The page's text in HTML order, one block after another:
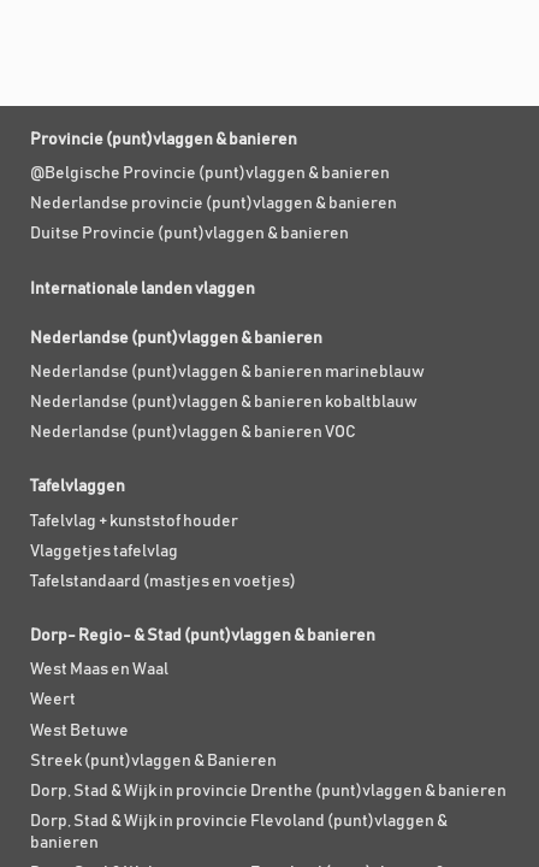
Provincie (punt)vlaggen & banieren
@Belgische Provincie (punt)vlaggen & banieren
Nederlandse provincie (punt)vlaggen & banieren
Duitse Provincie (punt)vlaggen & banieren
Internationale landen vlaggen
Nederlandse (punt)vlaggen & banieren
Nederlandse (punt)vlaggen & banieren marineblauw
Nederlandse (punt)vlaggen & banieren kobaltblauw
Nederlandse (punt)vlaggen & banieren VOC
Tafelvlaggen
Tafelvlag + kunststof houder
Vlaggetjes tafelvlag
Tafelstandaard (mastjes en voetjes)
Dorp- Regio- & Stad (punt)vlaggen & banieren
West Maas en Waal
Weert
West Betuwe
Streek (punt)vlaggen & Banieren
Dorp, Stad & Wijk in provincie Drenthe (punt)vlaggen & banieren
Dorp, Stad & Wijk in provincie Flevoland (punt)vlaggen &
banieren